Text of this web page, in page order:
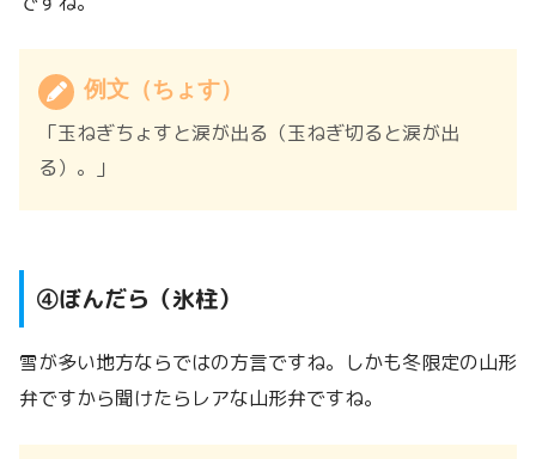
例文（ちょす）
「玉ねぎちょすと涙が出る（玉ねぎ切ると涙が出
る）。」
④ぼんだら（氷柱）
雪が多い地方ならではの方言ですね。しかも冬限定の山形
弁ですから聞けたらレアな山形弁ですね。